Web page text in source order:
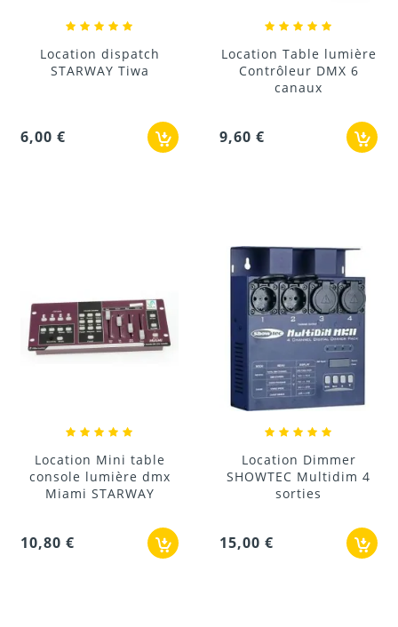
Location dispatch
STARWAY Tiwa
6,00 €
Location Table lumière
Contrôleur DMX 6
canaux
9,60 €
Location Mini table
console lumière dmx
Miami STARWAY
10,80 €
Location Dimmer
SHOWTEC Multidim 4
sorties
15,00 €